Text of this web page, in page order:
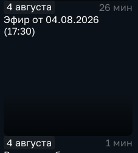
4 августа
26 мин
Эфир от 04.08.2026
(17:30)
4 августа
1 мин